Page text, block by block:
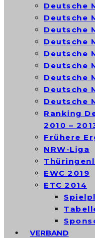
Deutsche
Deutsche
Deutsche
Deutsche
Deutsche
Deutsche
Deutsche
Deutsche
Deutsche
Ranking
2010 –
Frühere
NRW-Liga
EWC 2019
ETC 2014
VERBAND